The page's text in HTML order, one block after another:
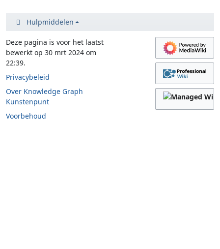
Hulpmiddelen
Deze pagina is voor het laatst
bewerkt op 30 mrt 2024 om
22:39.
Privacybeleid
Over Knowledge Graph
Kunstenpunt
Voorbehoud